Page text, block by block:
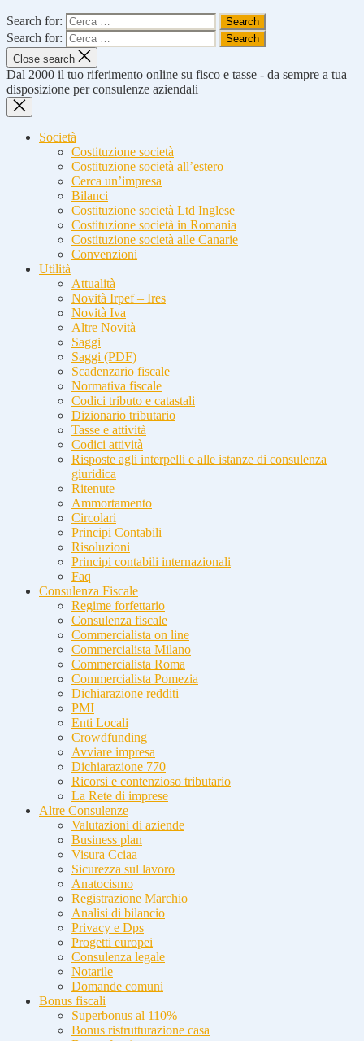
Search for:
Search for:
Close search
Dal 2000 il tuo riferimento online su fisco e tasse - da sempre a tua
disposizione per consulenze aziendali
Società
Costituzione società
Costituzione società all’estero
Cerca un’impresa
Bilanci
Costituzione società Ltd Inglese
Costituzione società in Romania
Costituzione società alle Canarie
Convenzioni
Utilità
Attualità
Novità Irpef – Ires
Novità Iva
Altre Novità
Saggi
Saggi (PDF)
Scadenzario fiscale
Normativa fiscale
Codici tributo e catastali
Dizionario tributario
Tasse e attività
Codici attività
Risposte agli interpelli e alle istanze di consulenza
giuridica
Ritenute
Ammortamento
Circolari
Principi Contabili
Risoluzioni
Principi contabili internazionali
Faq
Consulenza Fiscale
Regime forfettario
Consulenza fiscale
Commercialista on line
Commercialista Milano
Commercialista Roma
Commercialista Pomezia
Dichiarazione redditi
PMI
Enti Locali
Crowdfunding
Avviare impresa
Dichiarazione 770
Ricorsi e contenzioso tributario
La Rete di imprese
Altre Consulenze
Valutazioni di aziende
Business plan
Visura Cciaa
Sicurezza sul lavoro
Anatocismo
Registrazione Marchio
Analisi di bilancio
Privacy e Dps
Progetti europei
Consulenza legale
Notarile
Domande comuni
Bonus fiscali
Superbonus al 110%
Bonus ristrutturazione casa